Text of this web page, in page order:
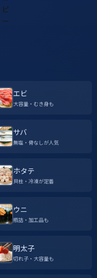
エビ
大容量・むき身も
サバ
無塩・骨なしが人気
ホタテ
貝柱・冷凍が定番
ウニ
瓶詰・加工品も
明太子
切れ子・大容量も